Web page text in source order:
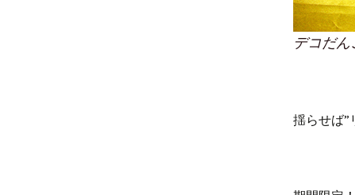
デコだん
揺らせば”